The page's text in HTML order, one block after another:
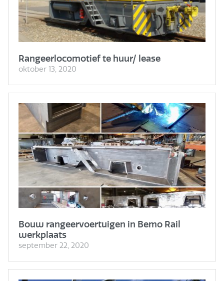
Rangeerlocomotief te huur/ lease
oktober 13, 2020
Bouw rangeervoertuigen in Bemo Rail
werkplaats
september 22, 2020